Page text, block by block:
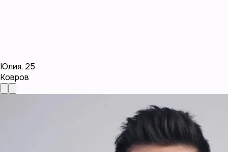
Юлия, 25
Ковров